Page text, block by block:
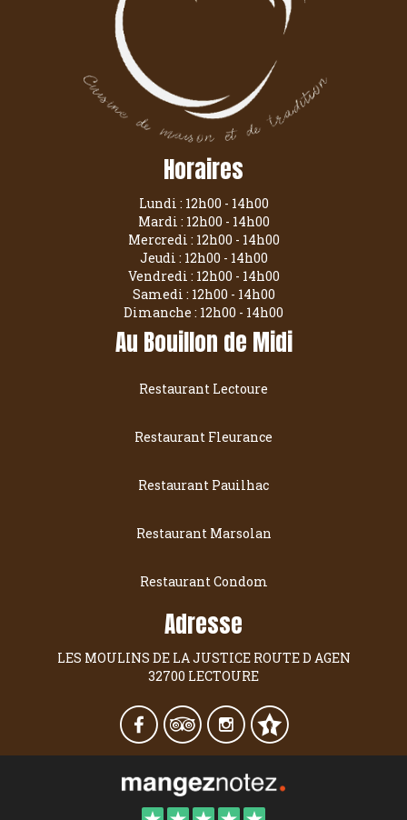
Horaires
Lundi : 12h00 - 14h00
Mardi : 12h00 - 14h00
Mercredi : 12h00 - 14h00
Jeudi : 12h00 - 14h00
Vendredi : 12h00 - 14h00
Samedi : 12h00 - 14h00
Dimanche : 12h00 - 14h00
Au Bouillon de Midi
Restaurant Lectoure
Restaurant Fleurance
Restaurant Pauilhac
Restaurant Marsolan
Restaurant Condom
Adresse
LES MOULINS DE LA JUSTICE ROUTE D AGEN
32700 LECTOURE